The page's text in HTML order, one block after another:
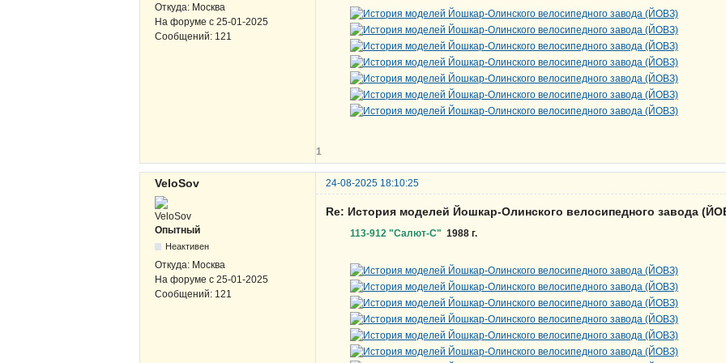
Откуда: Москва
На форуме с 25-01-2025
Сообщений: 121
1
VeloSov 24-08-2025 18:10:25
Опытный
Неактивен
Откуда: Москва
На форуме с 25-01-2025
Сообщений: 121
Re: История моделей Йошкар-Олинского велосипедного завода
113-912 "Салют-С" 1988 г.